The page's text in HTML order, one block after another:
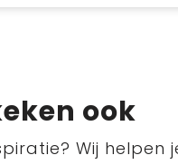
ook
Wij helpen